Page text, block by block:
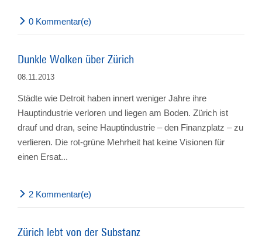
0 Kommentar(e)
Dunkle Wolken über Zürich
08.11.2013
Städte wie Detroit haben innert weniger Jahre ihre
Hauptindustrie verloren und liegen am Boden. Zürich ist
drauf und dran, seine Hauptindustrie – den Finanzplatz – zu
verlieren. Die rot-grüne Mehrheit hat keine Visionen für
einen Ersat...
2 Kommentar(e)
Zürich lebt von der Substanz